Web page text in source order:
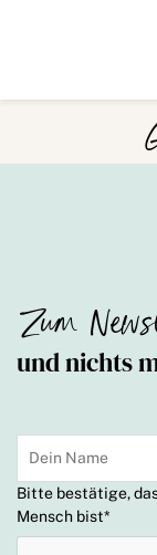
Zum
und nichts
Bitte bestätige,
Mensch bist*